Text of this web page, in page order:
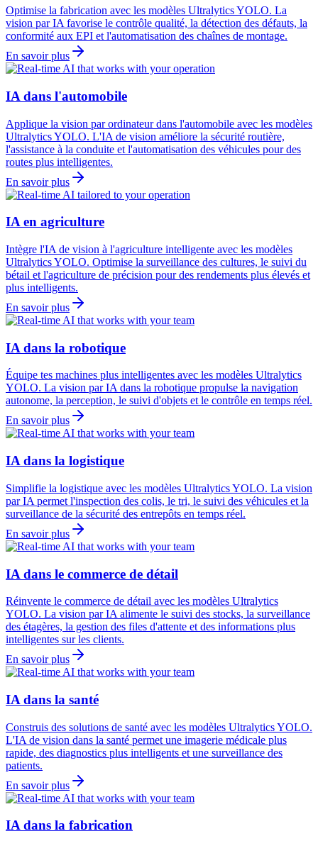
Optimise la fabrication avec les modèles Ultralytics YOLO. La
vision par IA favorise le contrôle qualité, la détection des défauts, la
conformité aux EPI et l'automatisation des chaînes de montage.
En savoir plus
IA dans l'automobile
Applique la vision par ordinateur dans l'automobile avec les modèles
Ultralytics YOLO. L'IA de vision améliore la sécurité routière,
l'assistance à la conduite et l'automatisation des véhicules pour des
routes plus intelligentes.
En savoir plus
IA en agriculture
Intègre l'IA de vision à l'agriculture intelligente avec les modèles
Ultralytics YOLO. Optimise la surveillance des cultures, le suivi du
bétail et l'agriculture de précision pour des rendements plus élevés et
plus intelligents.
En savoir plus
IA dans la robotique
Équipe tes machines plus intelligentes avec les modèles Ultralytics
YOLO. La vision par IA dans la robotique propulse la navigation
autonome, la perception, le suivi d'objets et le contrôle en temps réel.
En savoir plus
IA dans la logistique
Simplifie la logistique avec les modèles Ultralytics YOLO. La vision
par IA permet l'inspection des colis, le tri, le suivi des véhicules et la
surveillance de la sécurité des entrepôts en temps réel.
En savoir plus
IA dans le commerce de détail
Réinvente le commerce de détail avec les modèles Ultralytics
YOLO. La vision par IA alimente le suivi des stocks, la surveillance
des étagères, la gestion des files d'attente et des informations plus
intelligentes sur les clients.
En savoir plus
IA dans la santé
Construis des solutions de santé avec les modèles Ultralytics YOLO.
L'IA de vision dans la santé permet une imagerie médicale plus
rapide, des diagnostics plus intelligents et une surveillance des
patients.
En savoir plus
IA dans la fabrication